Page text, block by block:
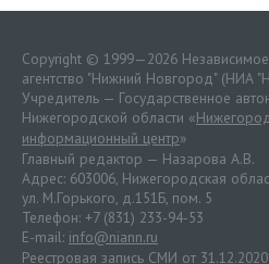
Copyright © 1999—2026
агентство "Нижний Новгород" (НИА
Учредитель — Государственное
Нижегородской области «
информационный центр»
Главный редактор — Назарова А.В.
Адрес: 603006, Нижегородская
ул. М.Горького, д.151Б, пом. 5
Телефон: +7 (831) 233-94-53
E-mail: info@niann.ru
Реестровая запись СМИ от